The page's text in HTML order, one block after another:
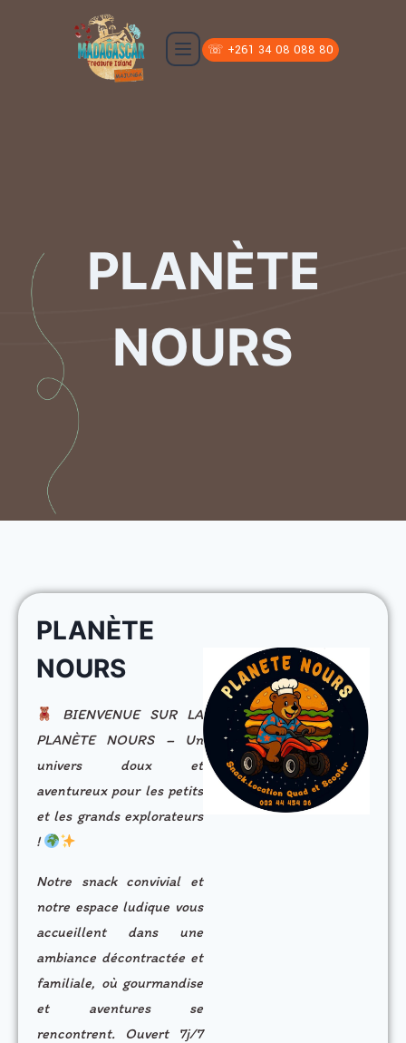
☏ +261 34 08 088 80
PLANÈTE
NOURS
PLANÈTE
NOURS
BIENVENUE SUR LA
PLANÈTE NOURS – Un
univers doux et
aventureux pour les petits
et les grands explorateurs
!
Notre snack convivial et
notre espace ludique vous
accueillent dans une
ambiance décontractée et
familiale, où gourmandise
et aventures se
rencontrent. Ouvert 7j/7